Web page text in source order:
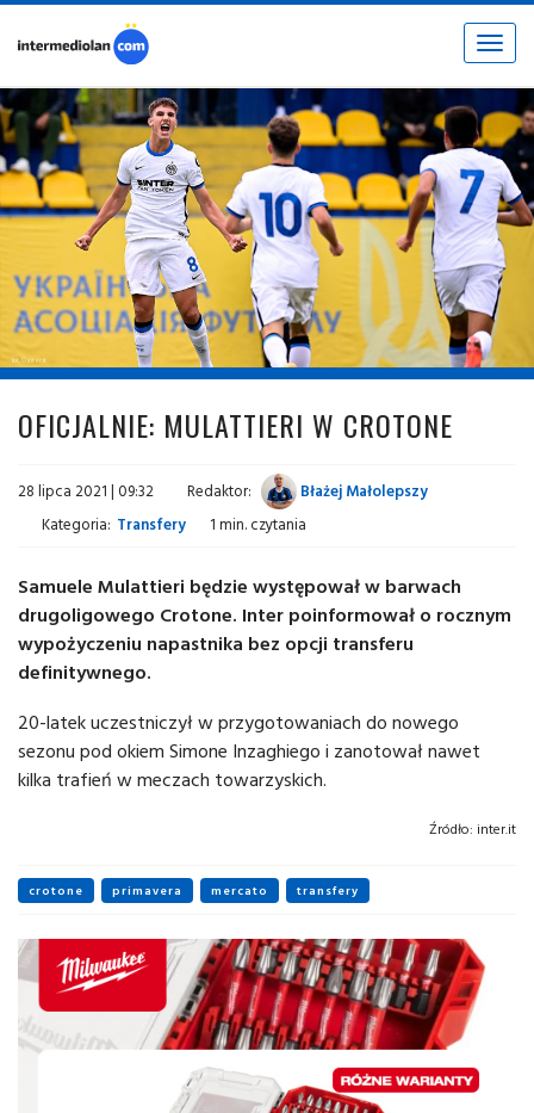
Toggle
fot. © inter.it
OFICJALNIE: MULATTIERI W CROTONE
28 lipca 2021 | 09:32 Redaktor:
Błażej Małolepszy
Kategoria: Transfery 1 min. czytania
Samuele Mulattieri będzie występował w barwach
drugoligowego Crotone. Inter poinformował o rocznym
wypożyczeniu napastnika bez opcji transferu
definitywnego.
20-latek uczestniczył w przygotowaniach do nowego
sezonu pod okiem Simone Inzaghiego i zanotował nawet
kilka trafień w meczach towarzyskich.
Źródło: inter.it
crotone primavera mercato transfery